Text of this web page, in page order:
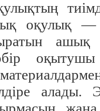
оқулық
ашық
оқытушы
алады.